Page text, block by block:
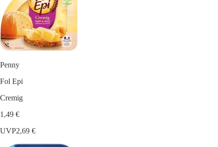
Penny
Fol Epi
Cremig
1,49 €
UVP2,69 €